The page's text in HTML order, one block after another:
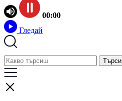
00:00
Гледай